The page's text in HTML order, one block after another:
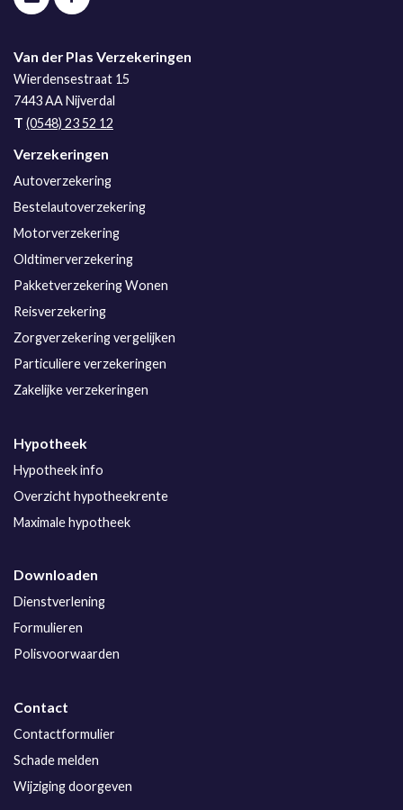
Van der Plas Verzekeringen
Wierdensestraat 15
7443 AANijverdal
T (0548) 23 52 12
Verzekeringen
Autoverzekering
Bestelautoverzekering
Motorverzekering
Oldtimerverzekering
Pakketverzekering Wonen
Reisverzekering
Zorgverzekering vergelijken
Particuliere verzekeringen
Zakelijke verzekeringen
Hypotheek
Hypotheek info
Overzicht hypotheekrente
Maximale hypotheek
Downloaden
Dienstverlening
Formulieren
Polisvoorwaarden
Contact
Contactformulier
Schade melden
Wijziging doorgeven